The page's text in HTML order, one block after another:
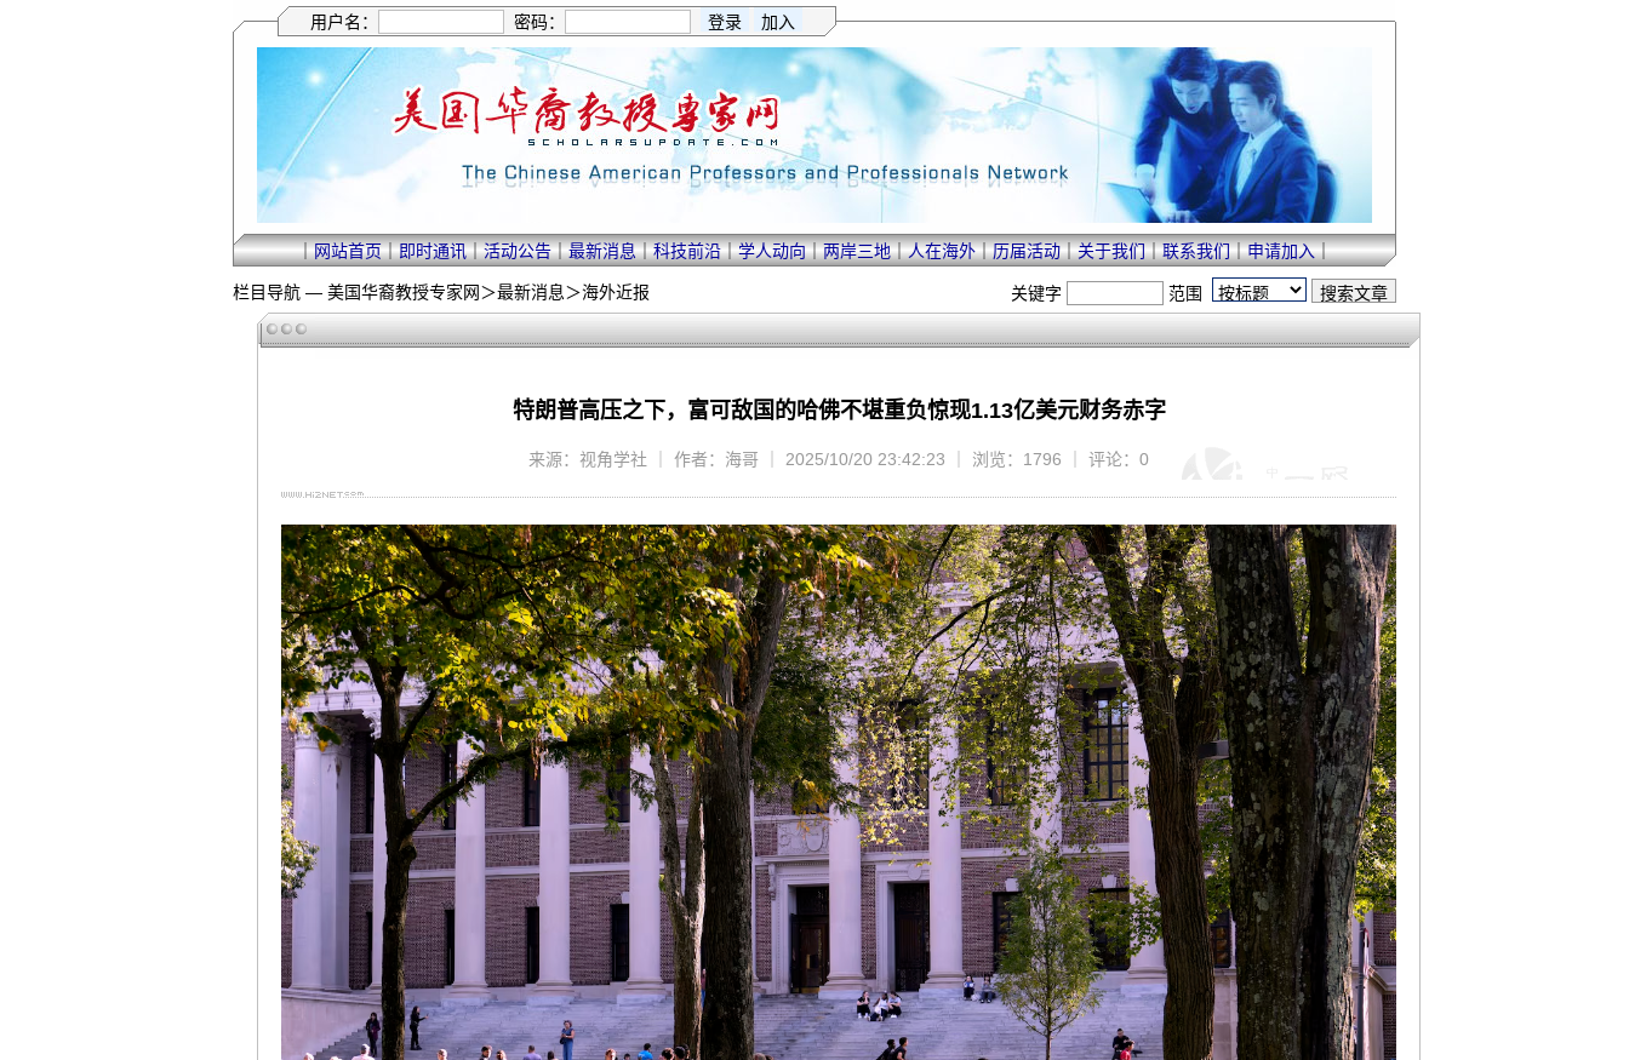
用户名： 密码：
｜网站首页｜即时通讯｜活动公告｜最新消息｜科技前沿｜学人动向｜两岸三地｜人在海外｜历届活动｜关于我们｜联系我们｜申请加入｜
栏目导航 — 美国华裔教授专家网＞最新消息＞海外近报 关键字 范围
特朗普高压之下，富可敌国的哈佛不堪重负惊现1.13亿美元财务赤字
来源：视角学社 ｜ 作者：海哥 ｜ 2025/10/20 23:42:23 ｜ 浏览：1796 ｜ 评论：0